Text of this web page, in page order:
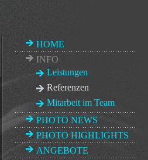
HOME
INFO
Leistungen
Referenzen
Mitarbeit im Team
PHOTO NEWS
PHOTO HIGHLIGHTS
ANGEBOTE